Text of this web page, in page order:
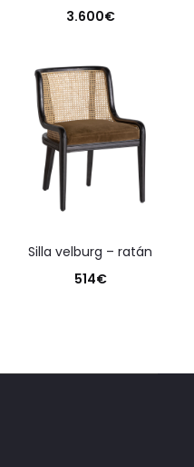
3.600€
silla velburg – ratán
514€